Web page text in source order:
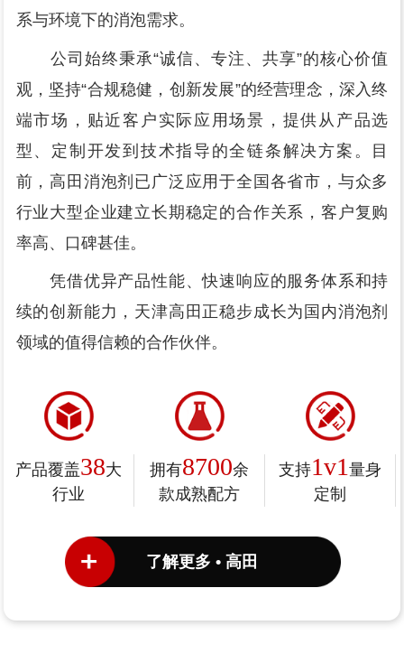
系与环境下的消泡需求。
公司始终秉承“诚信、专注、共享”的核心价值
观，坚持“合规稳健，创新发展”的经营理念，深入终
端市场，贴近客户实际应用场景，提供从产品选
型、定制开发到技术指导的全链条解决方案。目
前，高田消泡剂已广泛应用于全国各省市，与众多
行业大型企业建立长期稳定的合作关系，客户复购
率高、口碑甚佳。
凭借优异产品性能、快速响应的服务体系和持
续的创新能力，天津高田正稳步成长为国内消泡剂
领域的值得信赖的合作伙伴。
产品覆盖38大
行业
拥有8700余
款成熟配方
支持1v1 量身
定制
了解更多 • 高田